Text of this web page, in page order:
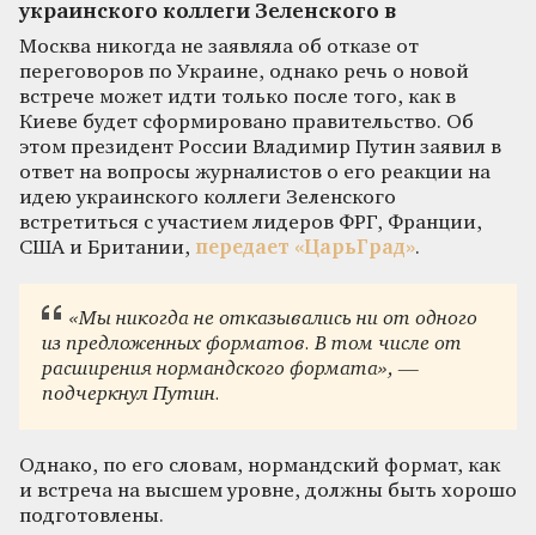
украинского коллеги Зеленского в
Москва никогда не заявляла об отказе от
переговоров по Украине, однако речь о новой
встрече может идти только после того, как в
Киеве будет сформировано правительство. Об
этом президент России Владимир Путин заявил в
ответ на вопросы журналистов о его реакции на
идею украинского коллеги Зеленского
встретиться с участием лидеров ФРГ, Франции,
США и Британии, передает «ЦарьГрад».
«Мы никогда не отказывались ни от одного
из предложенных форматов. В том числе от
расширения нормандского формата», —
подчеркнул Путин.
Однако, по его словам, нормандский формат, как
и встреча на высшем уровне, должны быть хорошо
подготовлены.